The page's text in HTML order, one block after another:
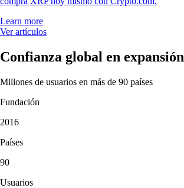
Learn more
Ver artículos
Confianza global en expansión
Millones de usuarios en más de 90 países
Fundación
2016
Países
90
Usuarios